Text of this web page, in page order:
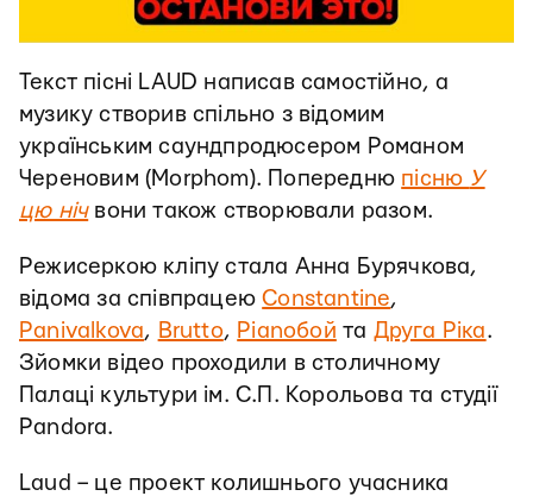
Текст пісні LAUD написав самостійно, а
музику створив спільно з відомим
українським саундпродюсером Романом
Череновим (Morphom). Попередню пісню У
цю нічвони також створювали разом.
Режисеркою кліпу стала Анна Бурячкова,
відома за співпрацеюConstantine,
Panivalkova, Brutto, Pianoбой та Друга Ріка.
Зйомки відео проходили в столичному
Палаці культури ім. С.П. Корольова та студії
Pandora.
Laud – це проект колишнього учасника